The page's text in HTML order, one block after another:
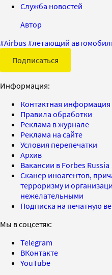
Служба новостей
Автор
#Airbus#летающий
Подписаться
Информация:
Контактная информация
Правила обработки
Реклама в журнале
Реклама на сайте
Условия перепечатки
Архив
Вакансии в Forbes Russia
Сканер иноагентов,
терроризму и
нежелательными
Подписка на печатную
Мы в соцсетях:
Telegram
ВКонтакте
YouTube